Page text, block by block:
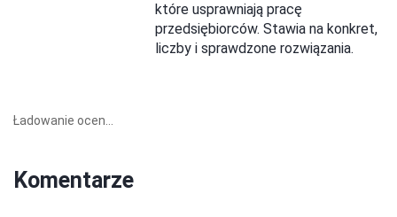
które usprawniają pracę
przedsiębiorców. Stawia na konkret,
liczby i sprawdzone rozwiązania.
Ładowanie ocen...
Komentarze